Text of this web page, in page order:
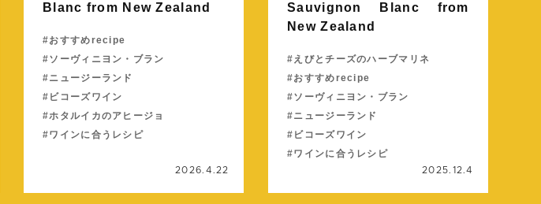
Blanc from New Zealand
おすすめrecipe
ソーヴィニヨン・ブラン
ニュージーランド
ビコーズワイン
ホタルイカのアヒージョ
ワインに合うレシピ
2026.4.22
Sauvignon Blanc from
New Zealand
えびとチーズのハーブマリネ
おすすめrecipe
ソーヴィニヨン・ブラン
ニュージーランド
ビコーズワイン
ワインに合うレシピ
2025.12.4